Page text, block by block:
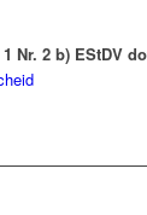
Nr. 2 b) EStDV